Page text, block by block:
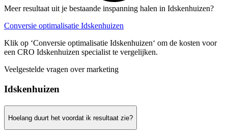
Meer resultaat uit je bestaande inspanning halen in Idskenhuizen?
Conversie optimalisatie Idskenhuizen
Klik op ‘Conversie optimalisatie Idskenhuizen‘ om de kosten voor
een CRO Idskenhuizen specialist te vergelijken.
Veelgestelde vragen over marketing
Idskenhuizen
Hoelang duurt het voordat ik resultaat zie?